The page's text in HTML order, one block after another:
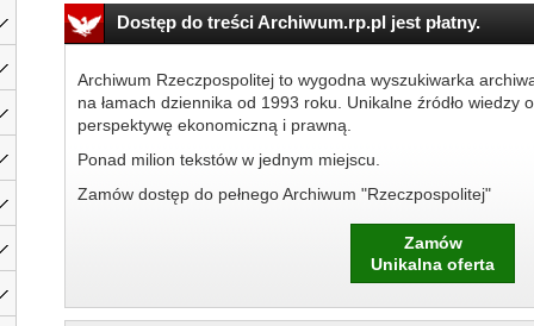
Dostęp do treści Archiwum.rp.pl jest płatny.
Archiwum Rzeczpospolitej to wygodna wyszukiwarka
na łamach dziennika od 1993 roku. Unikalne źródło wiedzy
perspektywę ekonomiczną i prawną.
Ponad milion tekstów w jednym miejscu.
Zamów dostęp do pełnego Archiwum "Rzeczpospolitej"
Zamów
Unikalna oferta